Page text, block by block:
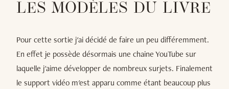
LES MODÈLES DU LIVRE
Pour cette sortie j'ai décidé de faire un peu différemment.
En effet je possède désormais une chaine YouTube sur
laquelle j'aime développer de nombreux surjets. Finalement
le support vidéo m'est apparu comme étant beaucoup plus